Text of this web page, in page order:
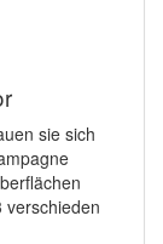
sie sich
verschieden